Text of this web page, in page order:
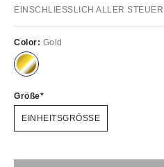
EINSCHLIESSLICH ALLER
Color: Gold
Größe
EINHEITSGRÖSSE